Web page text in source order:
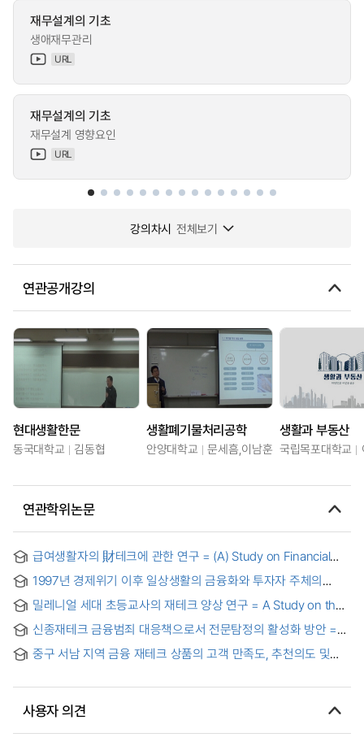
재무설계의 기초
생애재무관리
URL
재무설계의 기초
재무설계 영향요인
URL
강의차시 전체보기
연관공개강의
현대생활한문
동국대학교 김동협
생활폐기물처리공학
안양대학교 문세흠,이남훈
생활과 부동산
국립목포대학교
연관학위논문
급여생활자의 財테크에 관한 연구 = (A) Study on Financial
Investment Activities among Salaried Employees
1997년 경제위기 이후 일상생활의 금융화와 투자자 주체의
형성
밀레니얼 세대 초등교사의 재테크 양상 연구 = A Study on the
Millennial Elementary School Teachers’ Personal Finance
신종재테크 금융범죄 대응책으로서 전문탐정의 활성화 방안 =
Plan to revitalize professional detectives as a response to
new financial crimes
중구 서남 지역 금융 재테크 상품의 고객 만족도, 추천의도 및
Recommend Intention and Reuse Intention of Financial
사용자 의견